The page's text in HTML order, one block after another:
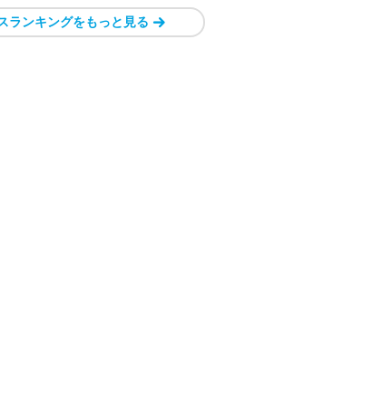
ランキングをもっと見る